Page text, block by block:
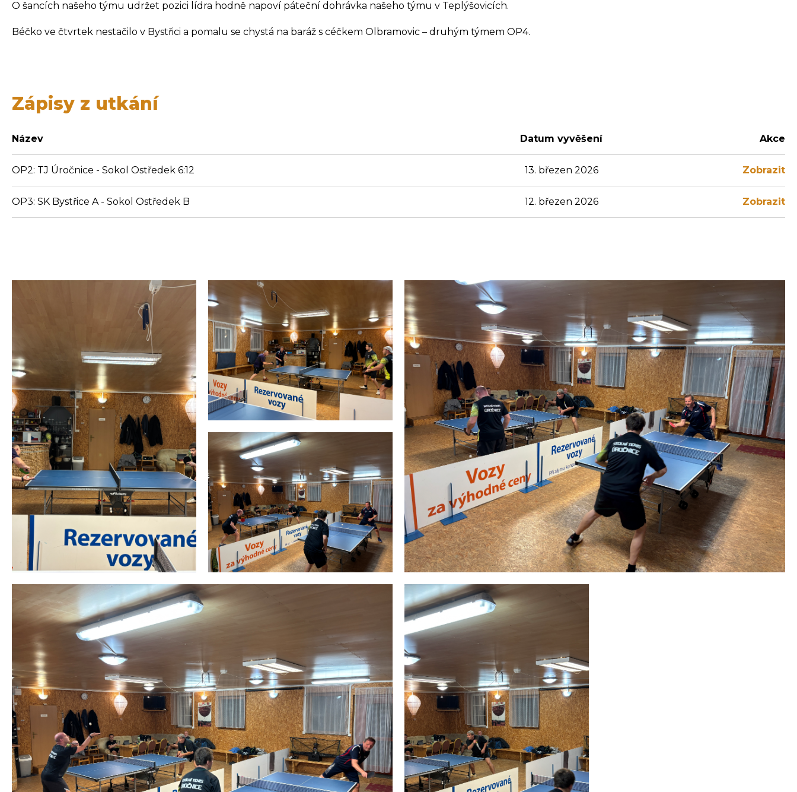
Koordinátor sociální práce
Balíkovna partner
O šancích našeho týmu udržet pozici lídra hodně napoví páteční dohrávka našeho týmu v Teplýšovicích.
Béčko ve čtvrtek nestačilo v Bystřici a pomalu se chystá na baráž s céčkem Olbramovic – druhým týmem OP4.
Zápisy z utkání
Název Datum vyvěšení Akce
OP2: TJ Úročnice - Sokol Ostředek 6:12 13. březen 2026 Zobrazit
OP3: SK Bystřice A - Sokol Ostředek B 12. březen 2026 Zobrazit